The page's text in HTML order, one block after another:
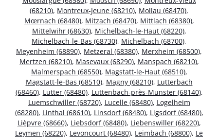
(68210), Montreux-Jeune (68210), Mollau (68470),
Mœrnach (68480), Mitzach (68470), Mittlach (68380),
Mittelwihr (68630), Michelbach-le-Haut (68220),
Michelbach-le-Bas (68730), Michelbach (68700),
Meyenheim (68890), Metzeral (68380), Merxheim (68500),
Mertzen (68210), Masevaux (68290), Manspach (68210),
Malmerspach (68550), Magstatt-le-Haut (68510),
Magstatt-le-Bas (68510), Magny (68210), Lutterbach
(68460), Lutter (68480), Luttenbach-près-Munster (68140),
Luemschwiller (68720), Lucelle (68480), Logelheim
(68280), Linthal (68610), Linsdorf (68480), Ligsdorf (68480),
Lièpvre (68660), Liebsdorf (68480), Liebenswiller (68220),
Leymen (68220), Levoncourt (68480), Leimbach (68800), Le